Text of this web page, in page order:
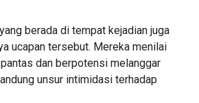
berada di tempat kejadian juga
ucapan tersebut. Mereka menilai
dan berpotensi melanggar
unsur intimidasi terhadap